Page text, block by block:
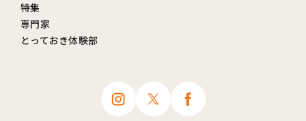
特集
専門家
とっておき体験部